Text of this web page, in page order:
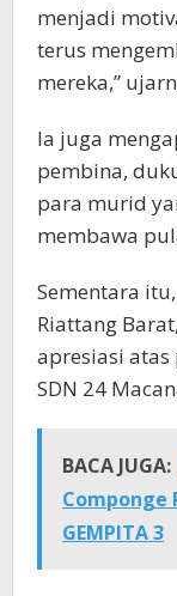
menjadi
terus
mereka,”
Ia juga
pembina,
para murid
membawa
Sementara
Riattang
apresiasi atas
SDN 24
BACA JUGA:
Componge
GEMPITA 3